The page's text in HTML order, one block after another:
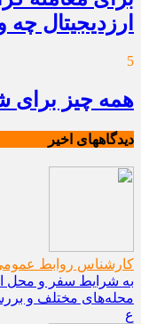
ارزدیجیتال
5
همه چیز برای
دیدگاههای اخیر
کارشناس روابط
به شرایط سفر و محل
محله‌های مختلف و
ع